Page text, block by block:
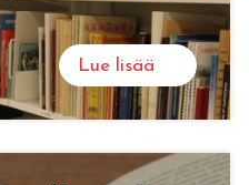
Lue lisää